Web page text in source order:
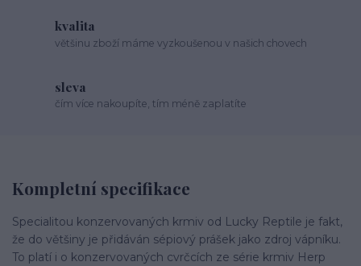
kvalita
většinu zboží máme vyzkoušenou v našich chovech
sleva
čím více nakoupíte, tím méně zaplatíte
Kompletní specifikace
Specialitou konzervovaných krmiv od Lucky Reptile je fakt,
že do většiny je přidáván sépiový prášek jako zdroj vápníku.
To platí i o konzervovaných cvrčcích ze série krmiv Herp